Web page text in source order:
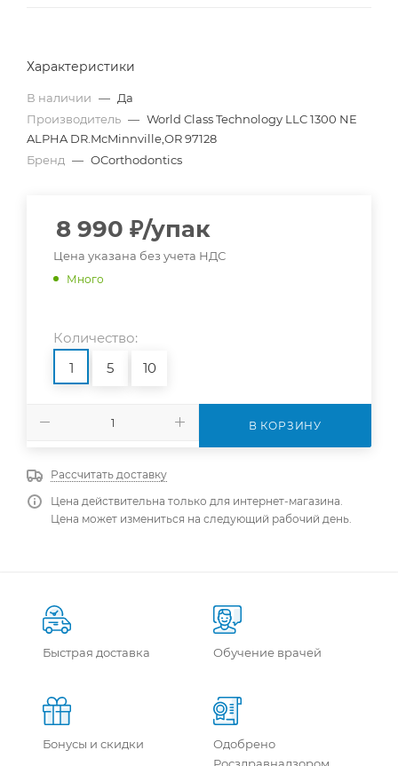
Характеристики
В наличии — Да
Производитель — World Class Technology LLC 1300 NE
ALPHA DR.McMinnville,OR 97128
Бренд — OCorthodontics
8 990 ₽/упак
Цена указана без учета НДС
Много
Количество:
1
5 10
В КОРЗИНУ
Рассчитать доставку
Цена действительна только для интернет-магазина.
Цена может измениться на следующий рабочий день.
Быстрая доставка Обучение врачей
Бонусы и скидки
Одобрено
Росздравнадзором